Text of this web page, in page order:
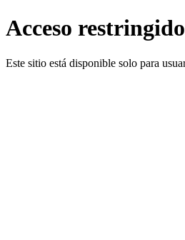
Acceso restringido
Este sitio está disponible solo para